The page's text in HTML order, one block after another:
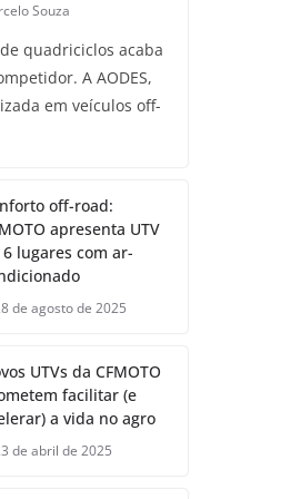
Souza
quadriciclos acaba
A AODES,
em veículos off-
off-road:
apresenta UTV
lugares com ar-
de agosto de 2025
UTVs da CFMOTO
facilitar (e
a vida no agro
de abril de 2025